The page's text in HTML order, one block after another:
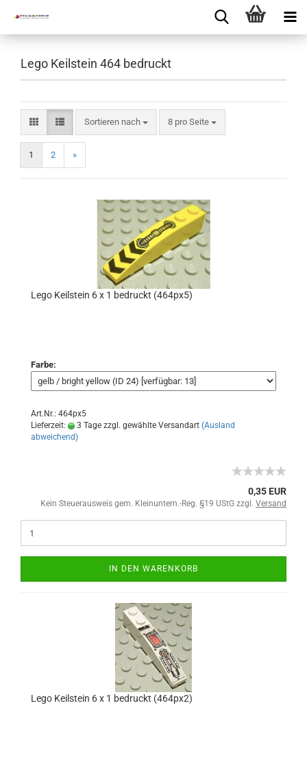
Lego Keilstein 464 bedruckt
Sortieren nach 8 pro Seite
1 2 »
Lego Keilstein 6 x 1 bedruckt (464px5)
Farbe:
Art.Nr.: 464px5
Lieferzeit:
3 Tage zzgl. gewählte Versandart (Ausland
abweichend)
0,35 EUR
Kein Steuerausweis gem. Kleinuntern.-Reg. §19 UStG zzgl. Versand
IN DEN WARENKORB
Lego Keilstein 6 x 1 bedruckt (464px2)